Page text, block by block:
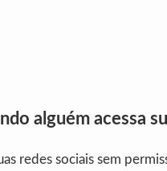
alguém acessa
redes sociais sem